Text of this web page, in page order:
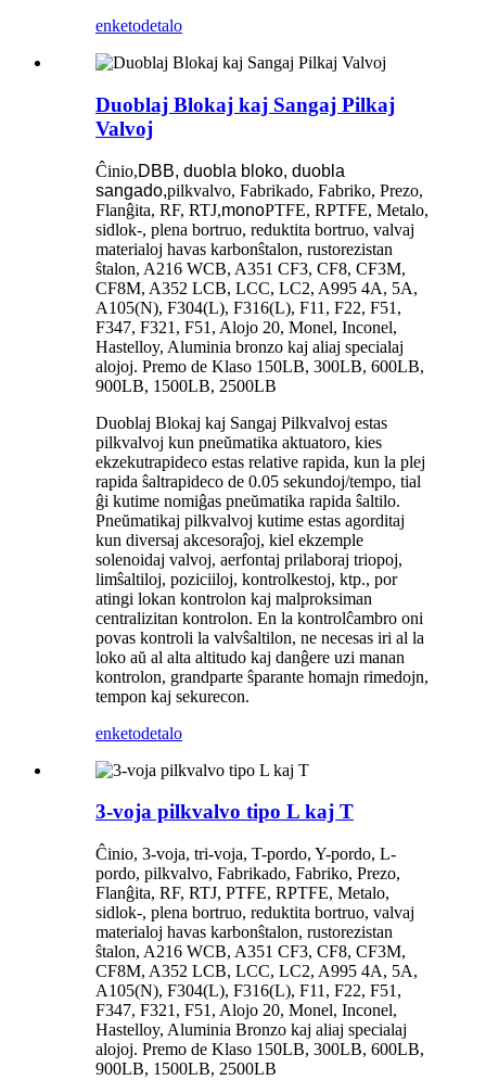
enketodetalo
Duoblaj Blokaj kaj Sangaj Pilkaj
Valvoj
Ĉinio,DBB, duobla bloko, duobla
sangado,pilkvalvo, Fabrikado, Fabriko, Prezo,
Flanĝita, RF, RTJ,monoPTFE, RPTFE, Metalo,
sidlok-, plena bortruo, reduktita bortruo, valvaj
materialoj havas karbonŝtalon, rustorezistan
ŝtalon, A216 WCB, A351 CF3, CF8, CF3M,
CF8M, A352 LCB, LCC, LC2, A995 4A, 5A,
A105(N), F304(L), F316(L), F11, F22, F51,
F347, F321, F51, Alojo 20, Monel, Inconel,
Hastelloy, Aluminia bronzo kaj aliaj specialaj
alojoj. Premo de Klaso 150LB, 300LB, 600LB,
900LB, 1500LB, 2500LB
Duoblaj Blokaj kaj Sangaj Pilkvalvoj estas
pilkvalvoj kun pneŭmatika aktuatoro, kies
ekzekutrapideco estas relative rapida, kun la plej
rapida ŝaltrapideco de 0.05 sekundoj/tempo, tial
ĝi kutime nomiĝas pneŭmatika rapida ŝaltilo.
Pneŭmatikaj pilkvalvoj kutime estas agorditaj
kun diversaj akcesoraĵoj, kiel ekzemple
solenoidaj valvoj, aerfontaj prilaboraj triopoj,
limŝaltiloj, poziciiloj, kontrolkestoj, ktp., por
atingi lokan kontrolon kaj malproksiman
centralizitan kontrolon. En la kontrolĉambro oni
povas kontroli la valvŝaltilon, ne necesas iri al la
loko aŭ al alta altitudo kaj danĝere uzi manan
kontrolon, grandparte ŝparante homajn rimedojn,
tempon kaj sekurecon.
enketodetalo
3-voja pilkvalvo tipo L kaj T
Ĉinio, 3-voja, tri-voja, T-pordo, Y-pordo, L-
pordo, pilkvalvo, Fabrikado, Fabriko, Prezo,
Flanĝita, RF, RTJ, PTFE, RPTFE, Metalo,
sidlok-, plena bortruo, reduktita bortruo, valvaj
materialoj havas karbonŝtalon, rustorezistan
ŝtalon, A216 WCB, A351 CF3, CF8, CF3M,
CF8M, A352 LCB, LCC, LC2, A995 4A, 5A,
A105(N), F304(L), F316(L), F11, F22, F51,
F347, F321, F51, Alojo 20, Monel, Inconel,
Hastelloy, Aluminia Bronzo kaj aliaj specialaj
alojoj. Premo de Klaso 150LB, 300LB, 600LB,
900LB, 1500LB, 2500LB